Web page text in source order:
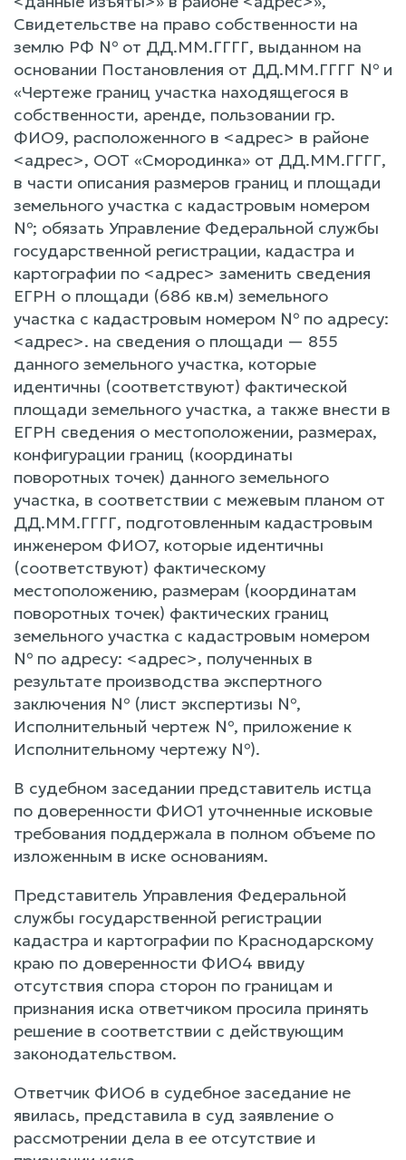
Свидетельстве на право собственности на
землю РФ № от ДД.ММ.ГГГГ, выданном на
основании Постановления от ДД.ММ.ГГГГ № и
«Чертеже границ участка находящегося в
собственности, аренде, пользовании гр.
ФИО9, расположенного в <адрес> в районе
<адрес>, ООТ «Смородинка» от ДД.ММ.ГГГГ,
в части описания размеров границ и площади
земельного участка с кадастровым номером
№; обязать Управление Федеральной службы
государственной регистрации, кадастра и
картографии по <адрес> заменить сведения
ЕГРН о площади (686 кв.м) земельного
участка с кадастровым номером № по адресу:
<адрес>. на сведения о площади — 855
данного земельного участка, которые
идентичны (соответствуют) фактической
площади земельного участка, а также внести в
ЕГРН сведения о местоположении, размерах,
конфигурации границ (координаты
поворотных точек) данного земельного
участка, в соответствии с межевым планом от
ДД.ММ.ГГГГ, подготовленным кадастровым
инженером ФИО7, которые идентичны
(соответствуют) фактическому
местоположению, размерам (координатам
поворотных точек) фактических границ
земельного участка с кадастровым номером
№ по адресу: <адрес>, полученных в
результате производства экспертного
заключения № (лист экспертизы №,
Исполнительный чертеж №, приложение к
Исполнительному чертежу №).
В судебном заседании представитель истца
по доверенности ФИО1 уточненные исковые
требования поддержала в полном объеме по
изложенным в иске основаниям.
Представитель Управления Федеральной
службы государственной регистрации
кадастра и картографии по Краснодарскому
краю по доверенности ФИО4 ввиду
отсутствия спора сторон по границам и
признания иска ответчиком просила принять
решение в соответствии с действующим
законодательством.
Ответчик ФИО6 в судебное заседание не
явилась, представила в суд заявление о
рассмотрении дела в ее отсутствие и